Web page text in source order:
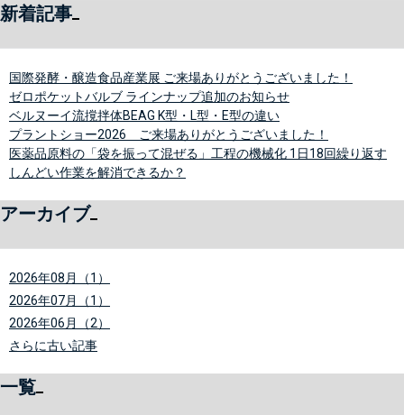
新着記事
国際発酵・醸造食品産業展 ご来場ありがとうございました！
ゼロポケットバルブ ラインナップ追加のお知らせ
ベルヌーイ流撹拌体BEAG K型・L型・E型の違い
プラントショー2026 ご来場ありがとうございました！
医薬品原料の「袋を振って混ぜる」工程の機械化 1日18回繰り返す
しんどい作業を解消できるか？
アーカイブ
2026年08月（1）
2026年07月（1）
2026年06月（2）
さらに古い記事
一覧